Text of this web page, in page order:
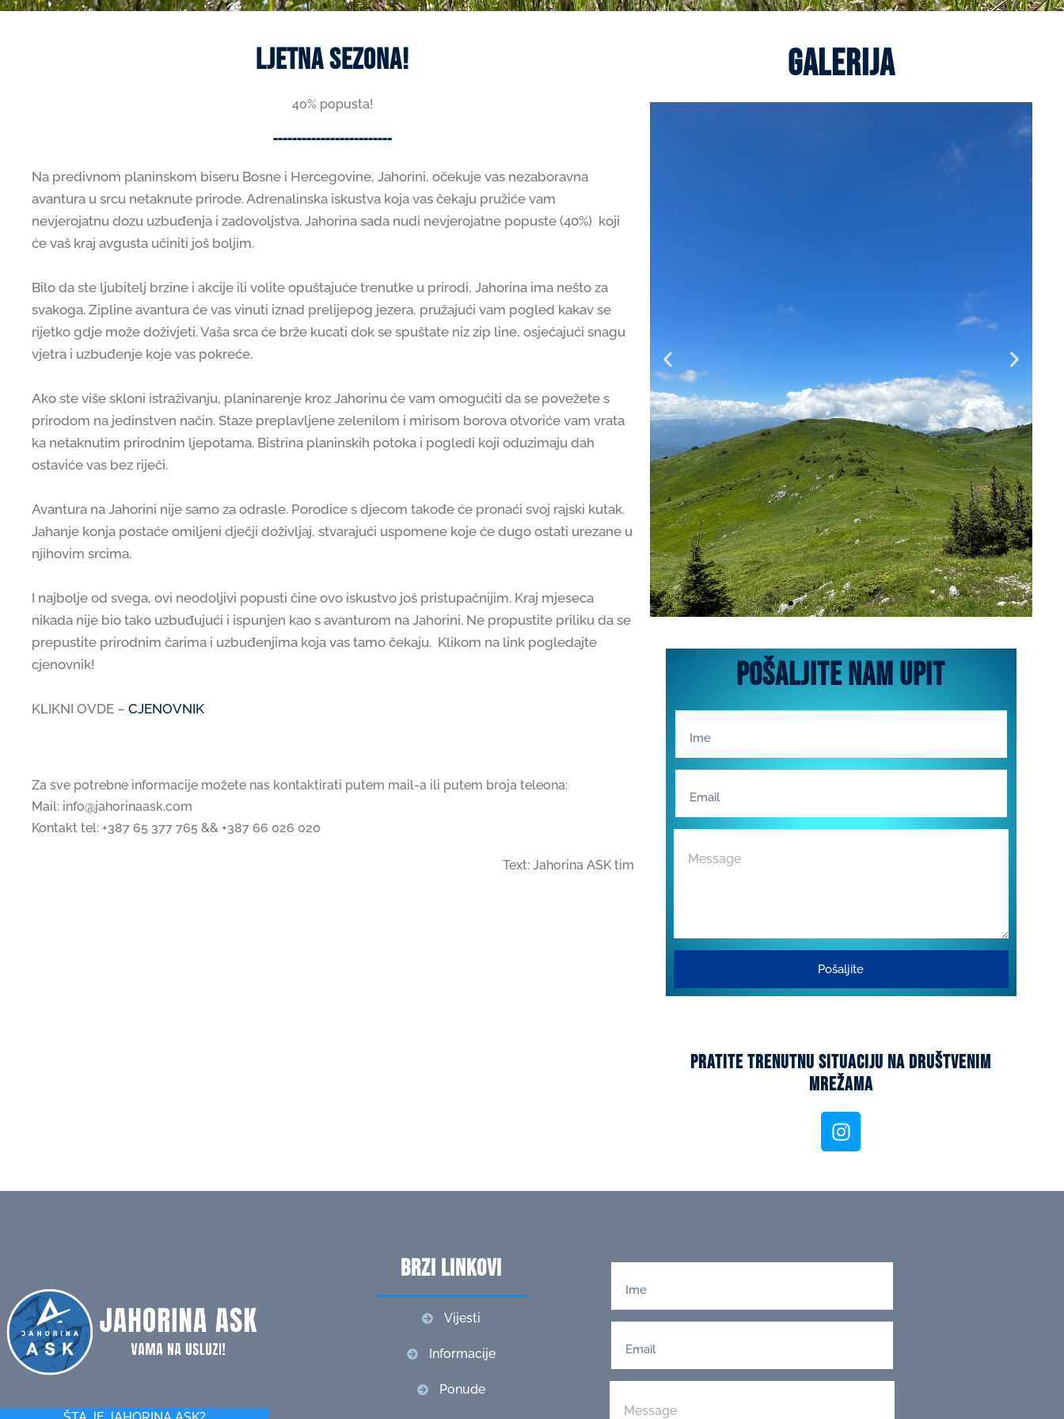
Ljetna sezona!
40% popusta!
-------------------------
Na predivnom planinskom biseru Bosne i Hercegovine, Jahorini, očekuje vas nezaboravna
avantura u srcu netaknute prirode. Adrenalinska iskustva koja vas čekaju pružiće vam
nevjerojatnu dozu uzbuđenja i zadovoljstva. Jahorina sada nudi nevjerojatne popuste (40%) koji
će vaš kraj avgusta učiniti još boljim.
Bilo da ste ljubitelj brzine i akcije ili volite opuštajuće trenutke u prirodi, Jahorina ima nešto za
svakoga. Zipline avantura će vas vinuti iznad prelijepog jezera, pružajući vam pogled kakav se
rijetko gdje može doživjeti. Vaša srca će brže kucati dok se spuštate niz zip line, osjećajući snagu
vjetra i uzbuđenje koje vas pokreće.
Ako ste više skloni istraživanju, planinarenje kroz Jahorinu će vam omogućiti da se povežete s
prirodom na jedinstven način. Staze preplavljene zelenilom i mirisom borova otvoriće vam vrata
ka netaknutim prirodnim ljepotama. Bistrina planinskih potoka i pogledi koji oduzimaju dah
ostaviće vas bez riječi.
Avantura na Jahorini nije samo za odrasle. Porodice s djecom takođe će pronaći svoj rajski kutak.
Jahanje konja postaće omiljeni dječji doživljaj, stvarajući uspomene koje će dugo ostati urezane u
njihovim srcima.
I najbolje od svega, ovi neodoljivi popusti čine ovo iskustvo još pristupačnijim. Kraj mjeseca
nikada nije bio tako uzbuđujući i ispunjen kao s avanturom na Jahorini. Ne propustite priliku da se
prepustite prirodnim čarima i uzbuđenjima koja vas tamo čekaju. Klikom na link pogledajte
cjenovnik!
KLIKNI OVDE – CJENOVNIK
Za sve potrebne informacije možete nas kontaktirati putem mail-a ili putem broja teleona:
Mail: info@jahorinaask.com
Kontakt tel: +387 65 377 765 && +387 66 026 020
Text: Jahorina ASK tim
GALERIJA
pošaljite nam upit
Pošaljite
pratite trenutnu situaciju na društvenim
mrežama
Brzi linkovi
Vijesti
Informacije
Ponude